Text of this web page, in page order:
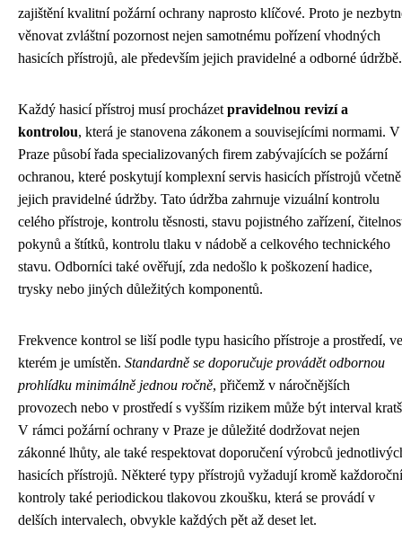
zajištění kvalitní požární ochrany naprosto klíčové. Proto je
věnovat zvláštní pozornost nejen samotnému pořízení vhodných
hasicích přístrojů, ale především jejich pravidelné a odborné údržbě.
Každý hasicí přístroj musí procházet pravidelnou revizí a
kontrolou, která je stanovena zákonem a souvisejícími normami. V
Praze působí řada specializovaných firem zabývajících se požární
ochranou, které poskytují komplexní servis hasicích přístrojů včetně
jejich pravidelné údržby. Tato údržba zahrnuje vizuální kontrolu
celého přístroje, kontrolu těsnosti, stavu pojistného zařízení,
pokynů a štítků, kontrolu tlaku v nádobě a celkového technického
stavu. Odborníci také ověřují, zda nedošlo k poškození hadice,
trysky nebo jiných důležitých komponentů.
Frekvence kontrol se liší podle typu hasicího přístroje a prostředí, ve
kterém je umístěn. Standardně se doporučuje provádět odbornou
prohlídku minimálně jednou ročně, přičemž v náročnějších
provozech nebo v prostředí s vyšším rizikem může být interval
V rámci požární ochrany v Praze je důležité dodržovat nejen
zákonné lhůty, ale také respektovat doporučení výrobců
hasicích přístrojů. Některé typy přístrojů vyžadují kromě každoroční
kontroly také periodickou tlakovou zkoušku, která se provádí v
delších intervalech, obvykle každých pět až deset let.